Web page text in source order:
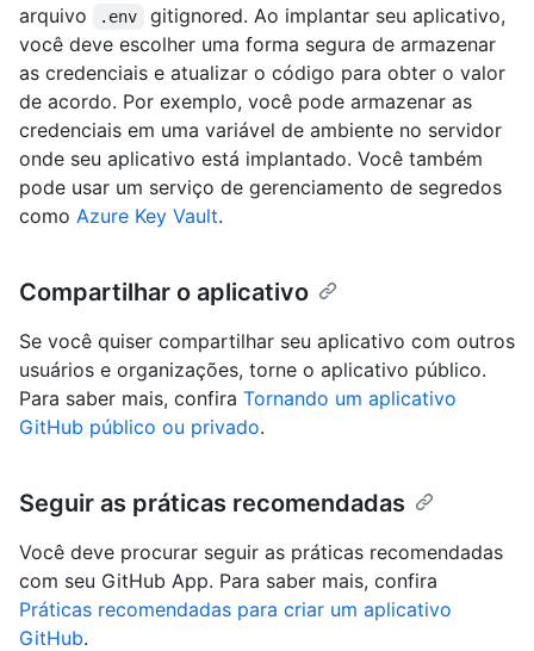
arquivo
.env
gitignored. Ao implantar seu aplicativo,
você deve escolher uma forma segura de armazenar
as credenciais e atualizar o código para obter o valor
de acordo. Por exemplo, você pode armazenar as
credenciais em uma variável de ambiente no servidor
onde seu aplicativo está implantado. Você também
pode usar um serviço de gerenciamento de segredos
como Azure Key Vault.
Compartilhar o aplicativo
Se você quiser compartilhar seu aplicativo com outros
usuários e organizações, torne o aplicativo público.
Para saber mais, confira Tornando um aplicativo
GitHub público ou privado.
Seguir as práticas recomendadas
Você deve procurar seguir as práticas recomendadas
com seu GitHub App. Para saber mais, confira
Práticas recomendadas para criar um aplicativo
GitHub.